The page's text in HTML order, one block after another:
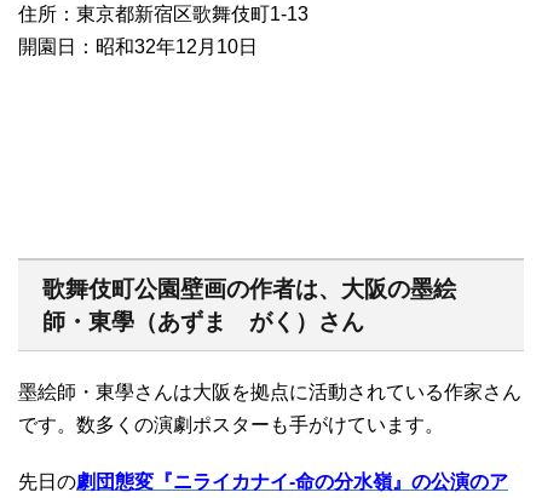
住所：東京都新宿区歌舞伎町1-13
開園日：昭和32年12月10日
歌舞伎町公園壁画の作者は、大阪の墨絵
師・東學（あずま がく）さん
墨絵師・東學さんは大阪を拠点に活動されている作家さん
です。数多くの演劇ポスターも手がけています。
先日の劇団態変『ニライカナイ-命の分水嶺』の公演のア